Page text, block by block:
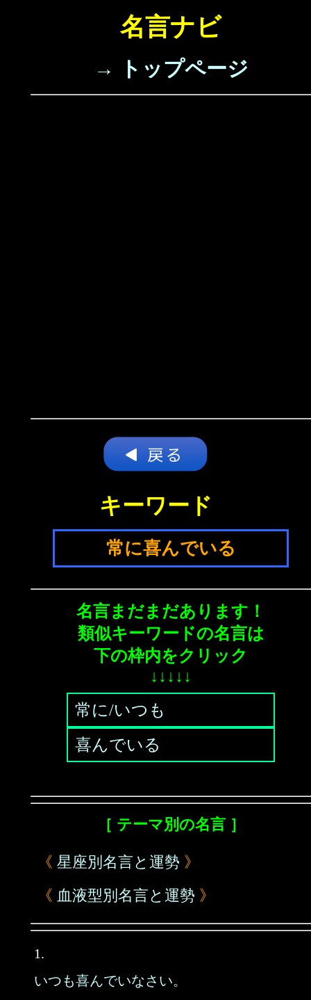
名言ナビ
→ トップページ
キーワード
常に喜んでいる
名言まだまだあります！
類似キーワードの名言は
下の枠内をクリック
↓↓↓↓↓
常に/いつも
喜んでいる
［ テーマ別の名言 ］
《 星座別名言と運勢 》
《 血液型別名言と運勢 》
1.
いつも喜んでいなさい。